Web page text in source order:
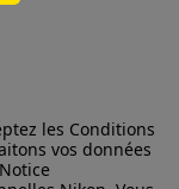
les Conditions
vos données
Notice